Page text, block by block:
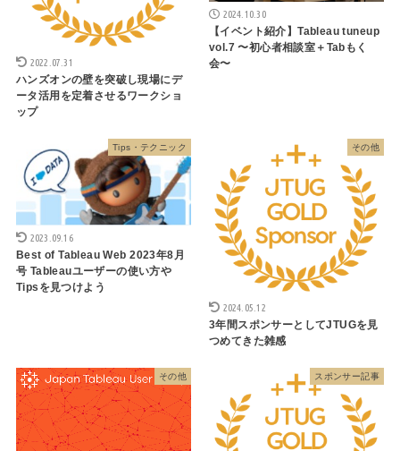
2022.07.31
ハンズオンの壁を突破し現場にデ
ータ活用を定着させるワークショ
ップ
2024.10.30
【イベント紹介】Tableau tuneup
vol.7 〜初心者相談室＋Tabもく
会〜
Tips・テクニック
2023.09.16
Best of Tableau Web 2023年8月
号 Tableauユーザーの使い方や
Tipsを見つけよう
その他
2024.05.12
3年間スポンサーとしてJTUGを見
つめてきた雑感
その他 スポンサー記事